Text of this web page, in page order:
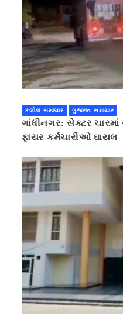
કલોલ સમાચાર ગુજરાત સમાચાર
ગાંધીનગર: સેક્ટર ચારમાં
ફાયર કર્મચારીઓ ઘાયલ